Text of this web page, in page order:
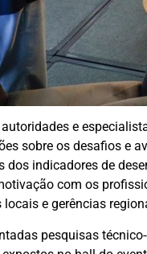
e
sobre os desafios e
dos indicadores de
com os
e gerências
pesquisas